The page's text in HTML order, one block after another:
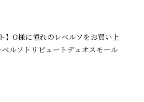
】O様に憧れのレベルソをお買い上
ルソトリビュートデュオスモール